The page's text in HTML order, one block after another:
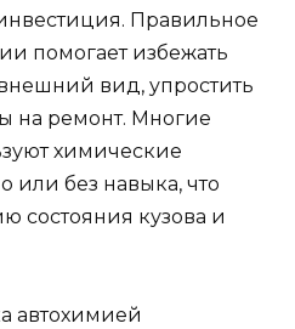
Правильное
помогает избежать
вид, упростить
на ремонт. Многие
химические
или без навыка, что
состояния кузова и
автохимией